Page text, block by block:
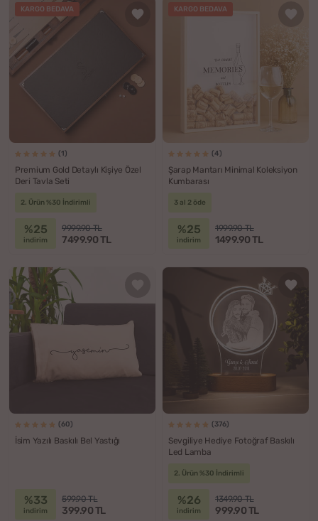
KARGO BEDAVA
(1)
Premium Gold Detaylı Kişiye Özel
Deri Tavla Seti
2. Ürün %30 İndirimli
%25
indirim
9999.90 TL
7499.90 TL
KARGO BEDAVA
(4)
Şarap Mantarı Minimal Koleksiyon
Kumbarası
3 al 2 öde
%25
indirim
1999.90 TL
1499.90 TL
(60)
İsim Yazılı Baskılı Bel Yastığı
%33
indirim
599.90 TL
399.90 TL
(376)
Sevgiliye Hediye Fotoğraf Baskılı
Led Lamba
2. Ürün %30 İndirimli
%26
indirim
1349.90 TL
999.90 TL